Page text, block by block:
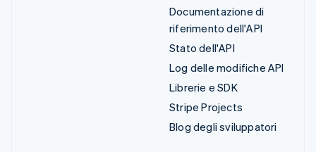
Documentazione di
riferimento dell'API
Stato dell'API
Log delle modifiche API
Librerie e SDK
Stripe Projects
Blog degli sviluppatori